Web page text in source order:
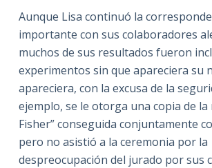
Aunque Lisa continuó la
importante con sus colaboradores
muchos de sus resultados fueron
experimentos sin que apareciera su
apareciera, con la excusa de la
ejemplo, se le otorga una copia de la
Fisher” conseguida conjuntamente
pero no asistió a la ceremonia por la
despreocupación del jurado por sus